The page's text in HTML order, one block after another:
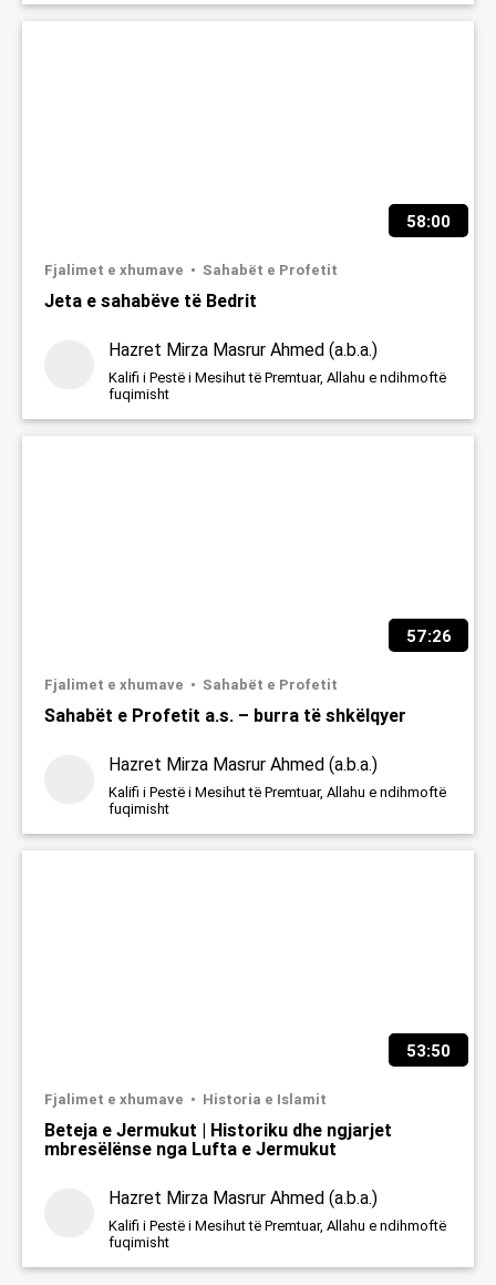
58:00
Fjalimet e xhumave Sahabët e Profetit
Jeta e sahabëve të Bedrit
Hazret Mirza Masrur Ahmed (a.b.a.)
Kalifi i Pestë i Mesihut të Premtuar, Allahu e ndihmoftë
fuqimisht
57:26
Fjalimet e xhumave Sahabët e Profetit
Sahabët e Profetit a.s. – burra të shkëlqyer
Hazret Mirza Masrur Ahmed (a.b.a.)
Kalifi i Pestë i Mesihut të Premtuar, Allahu e ndihmoftë
fuqimisht
53:50
Fjalimet e xhumave Historia e Islamit
Beteja e Jermukut | Historiku dhe ngjarjet
mbresëlënse nga Lufta e Jermukut
Hazret Mirza Masrur Ahmed (a.b.a.)
Kalifi i Pestë i Mesihut të Premtuar, Allahu e ndihmoftë
fuqimisht